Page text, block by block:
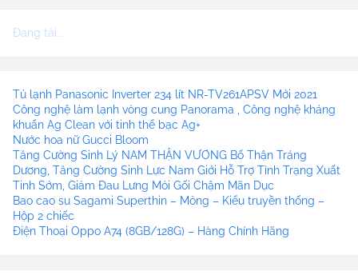
Đang tải...
Tủ lạnh Panasonic Inverter 234 lít NR-TV261APSV Mới 2021
Công nghệ làm lạnh vòng cung Panorama , Công nghệ kháng
khuẩn Ag Clean với tinh thể bạc Ag+
Nước hoa nữ Gucci Bloom
Tăng Cường Sinh Lý NAM THẬN VƯƠNG Bổ Thận Tráng
Dương, Tăng Cường Sinh Lực Nam Giới Hỗ Trợ Tình Trạng Xuất
Tinh Sớm, Giảm Đau Lưng Mỏi Gối Chậm Mãn Dục
Bao cao su Sagami Superthin – Mỏng – Kiểu truyền thống –
Hộp 2 chiếc
Điện Thoại Oppo A74 (8GB/128G) – Hàng Chính Hãng